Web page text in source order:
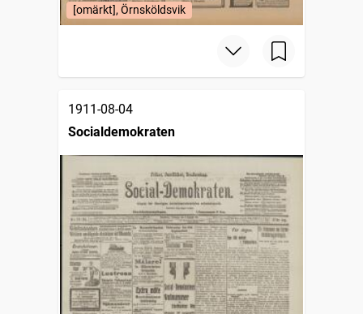
[omärkt], Örnsköldsvik
1911-08-04
Socialdemokraten